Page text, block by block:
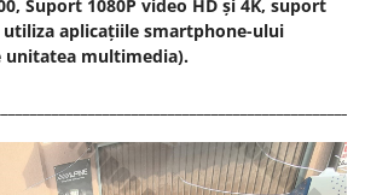
Suport 1080P video HD și 4K, suport
aplicațiile smartphone-ului
unitatea multimedia).